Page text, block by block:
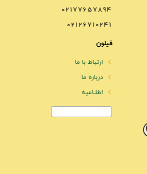
02177657894
02126710241
فیلون
ارتباط با ما
درباره ما
اطلـاعیه